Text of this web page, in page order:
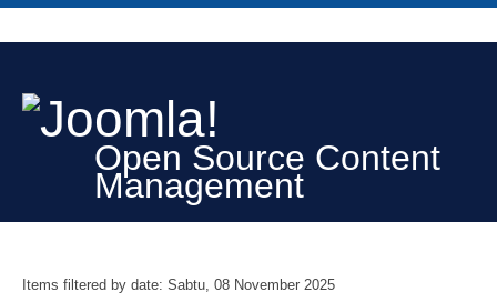
Open Source Content
Management
Items filtered by date: Sabtu, 08 November 2025